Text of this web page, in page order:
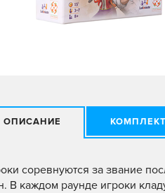
ОПИСАНИЕ
соревнуются за звание
В каждом раунде игроки